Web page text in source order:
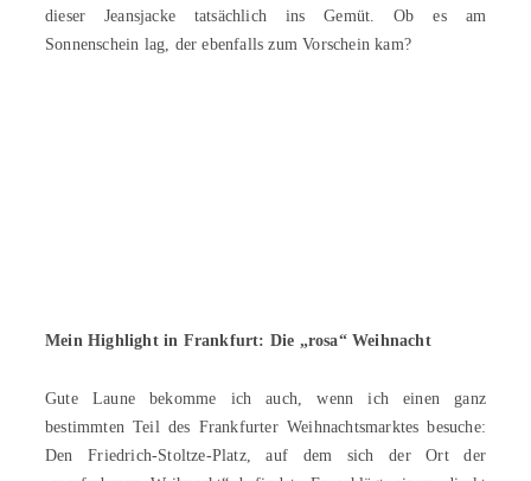
dieser Jeansjacke tatsächlich ins Gemüt. Ob es am
Sonnenschein lag, der ebenfalls zum Vorschein kam?
Mein Highlight in Frankfurt: Die „rosa“ Weihnacht
Gute Laune bekomme ich auch, wenn ich einen ganz
bestimmten Teil des Frankfurter Weihnachtsmarktes besuche:
Den Friedrich-Stoltze-Platz, auf dem sich der Ort der